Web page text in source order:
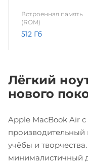
Лёгкий
нового
Apple MacBook Air
производительный
учёбы и
минималистичный
Встроенная память
(ROM)
512 Гб